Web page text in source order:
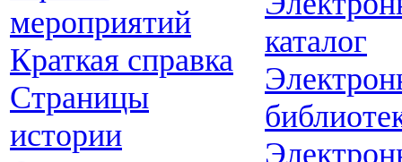
мероприятий
Краткая справка
Страницы
истории
каталог